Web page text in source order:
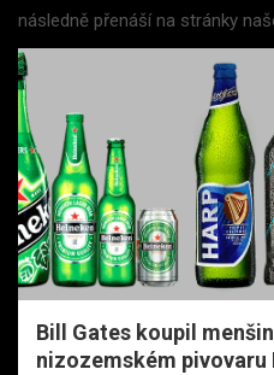
následně přenáší na stránky
Bill Gates koupil
nizozemském pivovaru